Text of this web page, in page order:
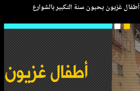
بحث متقدم
أطفال غزيون يحيون سنة التكبير بالشوارع